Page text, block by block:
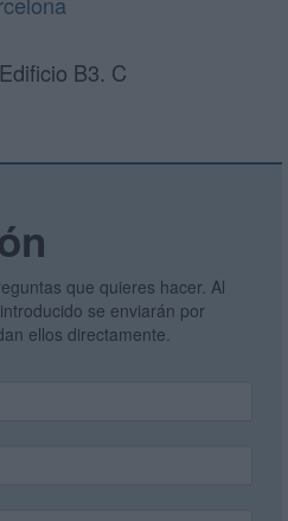
B3. C
que quieres hacer. Al
se enviarán por
ellos directamente.